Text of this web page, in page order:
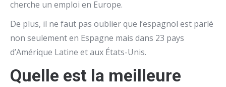
cherche un emploi en Europe.
De plus, il ne faut pas oublier que l’espagnol est parlé
non seulement en Espagne mais dans 23 pays
d’Amérique Latine et aux États-Unis.
Quelle est la meilleure